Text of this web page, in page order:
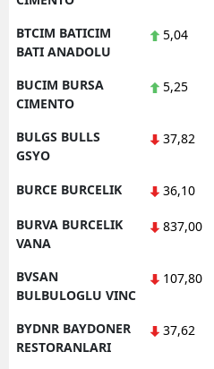
BTCIM BATICIM
BATI ANADOLU
5,04
BUCIM BURSA
CIMENTO
5,25
BULGS BULLS
GSYO
37,82
BURCE BURCELIK 36,10
BURVA BURCELIK
VANA
837,00
BVSAN
BULBULOGLU VINC
107,80
BYDNR BAYDONER
RESTORANLARI
37,62